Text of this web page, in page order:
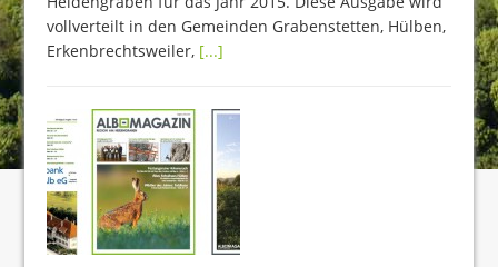
vollverteilt in den Gemeinden Grabenstetten, Hülben,
Erkenbrechtsweiler, [...]